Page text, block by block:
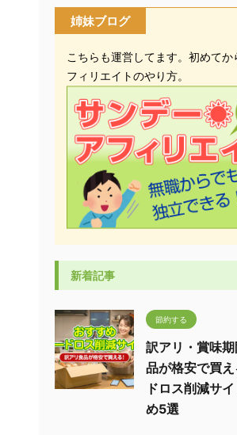
姉妹ブログ
こちらも運営してます。初めてか
フィリエイトのやり方。
新着記事
節約する
訳アリ・賞味
品が格安で買
ドロス削減サ
め5選